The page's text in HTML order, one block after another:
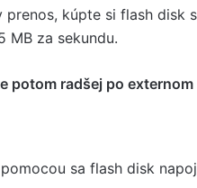
kúpte si flash disk
MB za sekundu.
potom radšej po
sa flash disk